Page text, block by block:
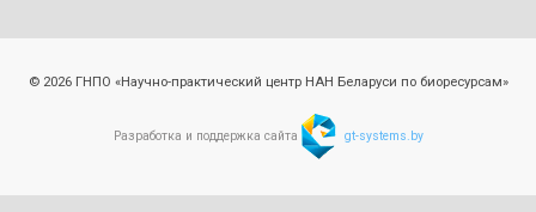
© 2026 ГНПО «Научно-практический центр НАН Беларуси по биоресурсам»
Разработка и поддержка сайта gt-systems.by